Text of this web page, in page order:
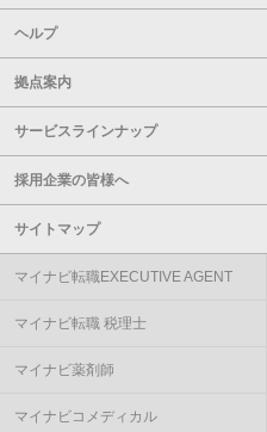
ヘルプ
拠点案内
サービスラインナップ
採用企業の皆様へ
サイトマップ
マイナビ転職EXECUTIVE AGENT
マイナビ転職 税理士
マイナビ薬剤師
マイナビコメディカル